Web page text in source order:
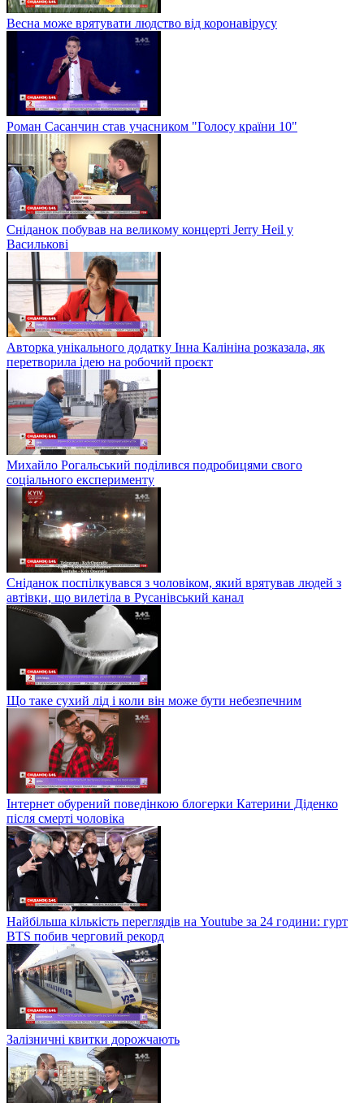
Весна може врятувати людство від коронавірусу
Роман Сасанчин став учасником "Голосу країни 10"
Сніданок побував на великому концерті Jerry Heil у
Василькові
Авторка унікального додатку Інна Калініна розказала, як
перетворила ідею на робочий проєкт
Михайло Рогальський поділився подробицями свого
соціального експерименту
Сніданок поспілкувався з чоловіком, який врятував людей з
автівки, що вилетіла в Русанівський канал
Що таке сухий лід і коли він може бути небезпечним
Інтернет обурений поведінкою блогерки Катерини Діденко
після смерті чоловіка
Найбільша кількість переглядів на Youtube за 24 години: гурт
BTS побив черговий рекорд
Залізничні квитки дорожчають